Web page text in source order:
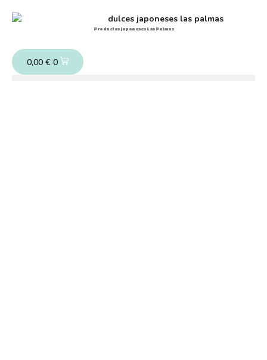
Productos japoneses Las Palmas
0,00 € 0